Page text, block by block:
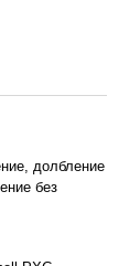
долбление
без